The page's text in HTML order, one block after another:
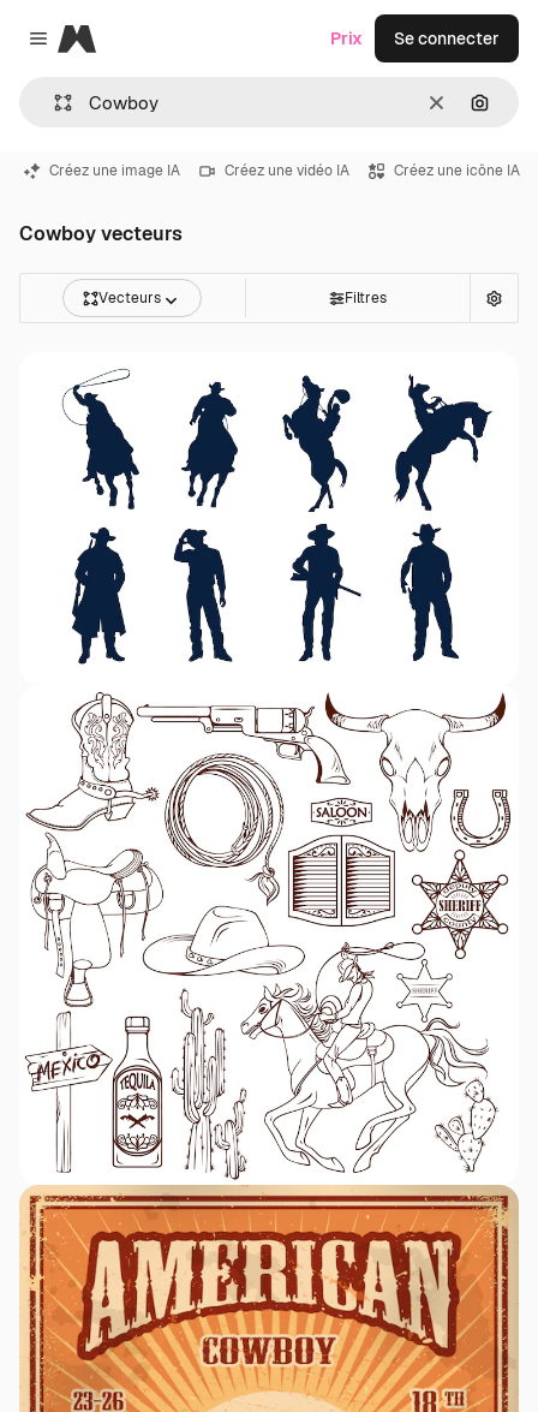
Close menu
Magnific
Effacer
Prix Se connecter
Créez une image IA Créez une vidéo IA Créez une icône IA
Cowboy vecteurs
Vecteurs Filtres